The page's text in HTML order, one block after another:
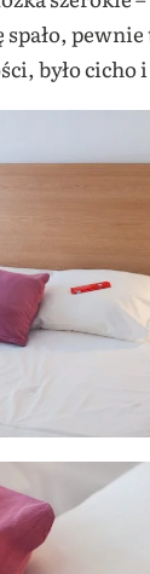
spało,
było cicho